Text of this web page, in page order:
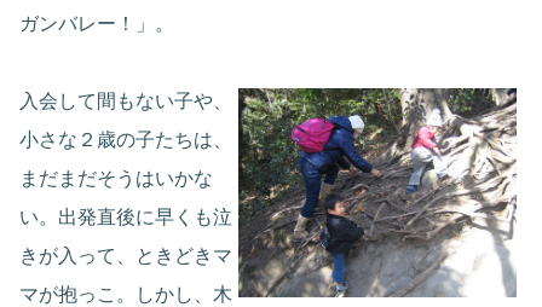
ガンバレー！」。
入会して間もない子や、
小さな２歳の子たちは、
まだまだそうはいかな
い。出発直後に早くも泣
きが入って、ときどきマ
マが抱っこ。しかし、木